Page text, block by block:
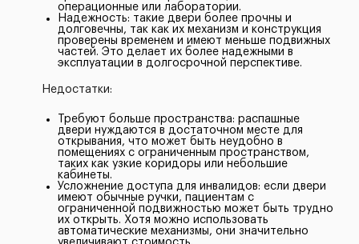
операционные или лаборатории.
Надежность: такие двери более прочны и
долговечны, так как их механизм и конструкция
проверены временем и имеют меньше подвижных
частей. Это делает их более надежными в
эксплуатации в долгосрочной перспективе.
Недостатки:
Требуют больше пространства: распашные
двери нуждаются в достаточном месте для
открывания, что может быть неудобно в
помещениях с ограниченным пространством,
таких как узкие коридоры или небольшие
кабинеты.
Усложнение доступа для инвалидов: если двери
имеют обычные ручки, пациентам с
ограниченной подвижностью может быть трудно
их открыть. Хотя можно использовать
автоматические механизмы, они значительно